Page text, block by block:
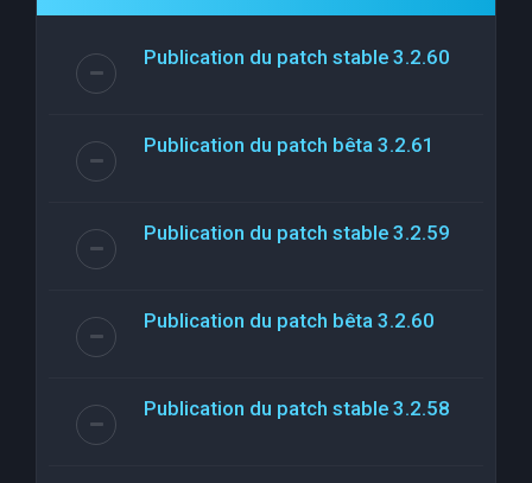
Publication du patch stable 3.2.60
Publication du patch bêta 3.2.61
Publication du patch stable 3.2.59
Publication du patch bêta 3.2.60
Publication du patch stable 3.2.58